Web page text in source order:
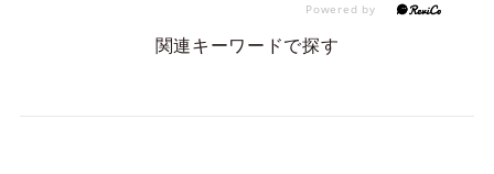
関連キーワードで探す